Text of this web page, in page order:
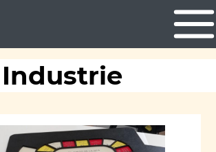
Industrie